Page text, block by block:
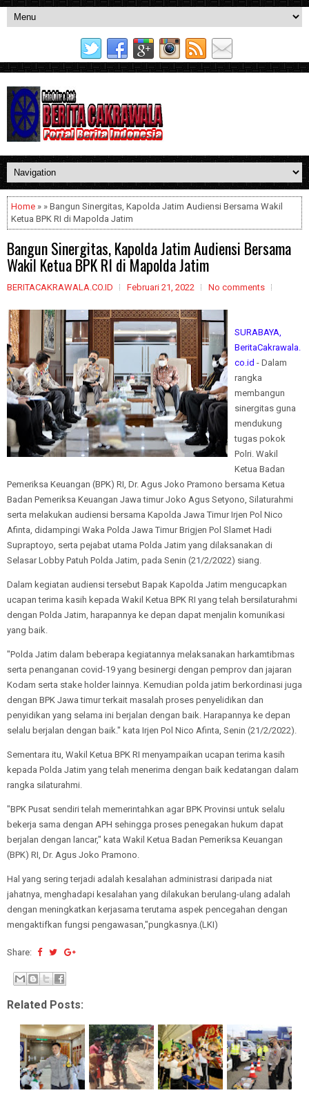
Home » » Bangun Sinergitas, Kapolda Jatim Audiensi Bersama Wakil
Ketua BPK RI di Mapolda Jatim
Bangun Sinergitas, Kapolda Jatim Audiensi Bersama
Wakil Ketua BPK RI di Mapolda Jatim
BERITACAKRAWALA.CO.ID Februari 21, 2022 No comments
SURABAYA,
BeritaCakrawala.
co.id - Dalam
rangka
membangun
sinergitas guna
mendukung
tugas pokok
Polri. Wakil
Ketua Badan
Pemeriksa Keuangan (BPK) RI, Dr. Agus Joko Pramono bersama Ketua
Badan Pemeriksa Keuangan Jawa timur Joko Agus Setyono, Silaturahmi
serta melakukan audiensi bersama Kapolda Jawa Timur Irjen Pol Nico
Afinta, didampingi Waka Polda Jawa Timur Brigjen Pol Slamet Hadi
Supraptoyo, serta pejabat utama Polda Jatim yang dilaksanakan di
Selasar Lobby Patuh Polda Jatim, pada Senin (21/2/2022) siang.
Dalam kegiatan audiensi tersebut Bapak Kapolda Jatim mengucapkan
ucapan terima kasih kepada Wakil Ketua BPK RI yang telah bersilaturahmi
dengan Polda Jatim, harapannya ke depan dapat menjalin komunikasi
yang baik.
"Polda Jatim dalam beberapa kegiatannya melaksanakan harkamtibmas
serta penanganan covid-19 yang besinergi dengan pemprov dan jajaran
Kodam serta stake holder lainnya. Kemudian polda jatim berkordinasi juga
dengan BPK Jawa timur terkait masalah proses penyelidikan dan
penyidikan yang selama ini berjalan dengan baik. Harapannya ke depan
selalu berjalan dengan baik." kata Irjen Pol Nico Afinta, Senin (21/2/2022).
Sementara itu, Wakil Ketua BPK RI menyampaikan ucapan terima kasih
kepada Polda Jatim yang telah menerima dengan baik kedatangan dalam
rangka silaturahmi.
"BPK Pusat sendiri telah memerintahkan agar BPK Provinsi untuk selalu
bekerja sama dengan APH sehingga proses penegakan hukum dapat
berjalan dengan lancar," kata Wakil Ketua Badan Pemeriksa Keuangan
(BPK) RI, Dr. Agus Joko Pramono.
Hal yang sering terjadi adalah kesalahan administrasi daripada niat
jahatnya, menghadapi kesalahan yang dilakukan berulang-ulang adalah
dengan meningkatkan kerjasama terutama aspek pencegahan dengan
mengaktifkan fungsi pengawasan,"pungkasnya.(LKI)
Share:
Related Posts: